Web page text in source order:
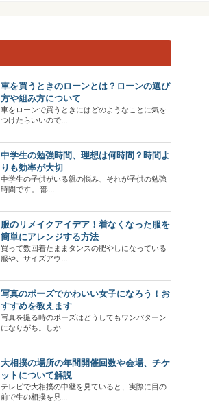
車を買うときのローンとは？ローンの選び
方や組み方について
車をローンで買うときにはどのようなことに気を
つけたらいいので...
中学生の勉強時間、理想は何時間？時間よ
りも効率が大切
中学生の子供がいる親の悩み、それが子供の勉強
時間です。 部...
服のリメイクアイデア！着なくなった服を
簡単にアレンジする方法
買って数回着たままタンスの肥やしになっている
服や、サイズアウ...
写真のポーズでかわいい女子になろう！お
すすめを教えます
写真を撮る時のポーズはどうしてもワンパターン
になりがち。しか...
大相撲の場所の年間開催回数や会場、チケ
ットについて解説
テレビで大相撲の中継を見ていると、実際に目の
前で生の相撲を見...